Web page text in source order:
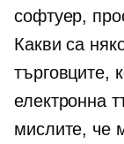
софтуер,
Какви са
търговците,
електронна
мислите, че